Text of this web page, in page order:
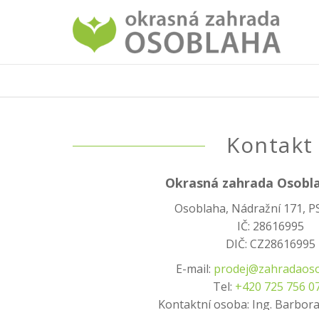
Kontakt
Okrasná zahrada
Osoblaha, Nádražní 171,
IČ: 28616995
DIČ: CZ28616995
E-mail:
Tel: +420 725 756
Kontaktní osoba: Ing.